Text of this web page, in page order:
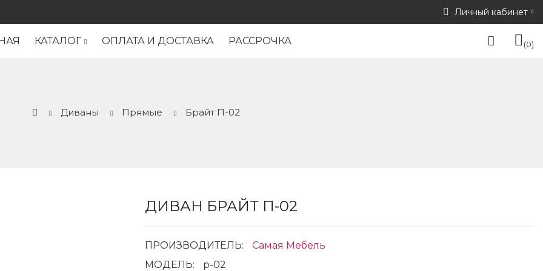
Личный кабинет
КАТАЛОГ ОПЛАТА И ДОСТАВКА РАССРОЧКА 0
Диваны Прямые Брайт П-02
ДИВАН БРАЙТ П-02
ПРОИЗВОДИТЕЛЬ:
Самая Мебель
МОДЕЛЬ:
p-02